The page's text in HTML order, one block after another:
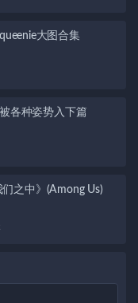
大图合集
各种姿势入下篇
之中》(Among Us)